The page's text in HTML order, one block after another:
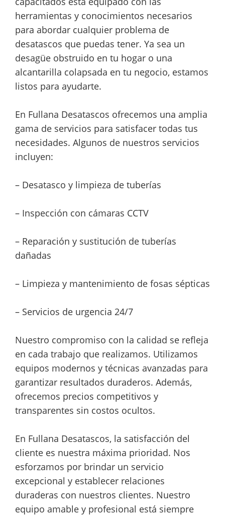
herramientas y conocimientos necesarios
para abordar cualquier problema de
desatascos que puedas tener. Ya sea un
desagüe obstruido en tu hogar o una
alcantarilla colapsada en tu negocio, estamos
listos para ayudarte.
En Fullana Desatascos ofrecemos una amplia
gama de servicios para satisfacer todas tus
necesidades. Algunos de nuestros servicios
incluyen:
– Desatasco y limpieza de tuberías
– Inspección con cámaras CCTV
– Reparación y sustitución de tuberías
dañadas
– Limpieza y mantenimiento de fosas sépticas
– Servicios de urgencia 24/7
Nuestro compromiso con la calidad se refleja
en cada trabajo que realizamos. Utilizamos
equipos modernos y técnicas avanzadas para
garantizar resultados duraderos. Además,
ofrecemos precios competitivos y
transparentes sin costos ocultos.
En Fullana Desatascos, la satisfacción del
cliente es nuestra máxima prioridad. Nos
esforzamos por brindar un servicio
excepcional y establecer relaciones
duraderas con nuestros clientes. Nuestro
equipo amable y profesional está siempre